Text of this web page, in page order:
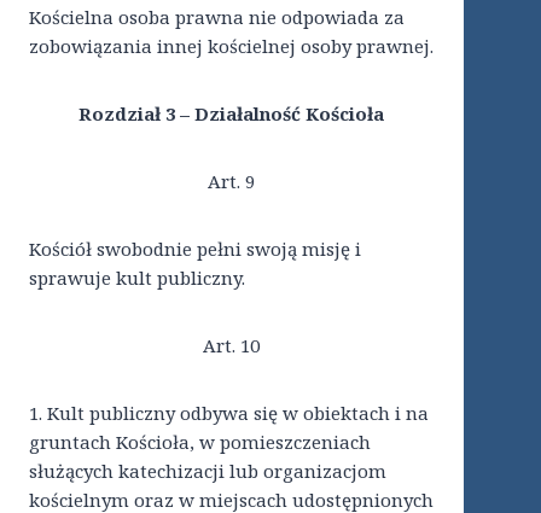
Kościelna osoba prawna nie odpowiada za
zobowiązania innej kościelnej osoby prawnej.
Rozdział 3 – Działalność Kościoła
Art. 9
Kościół swobodnie pełni swoją misję i
sprawuje kult publiczny.
Art. 10
1. Kult publiczny odbywa się w obiektach i na
gruntach Kościoła, w pomieszczeniach
służących katechizacji lub organizacjom
kościelnym oraz w miejscach udostępnionych